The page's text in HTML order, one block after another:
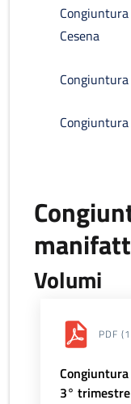
Cesena
Volumi
PDF
3°